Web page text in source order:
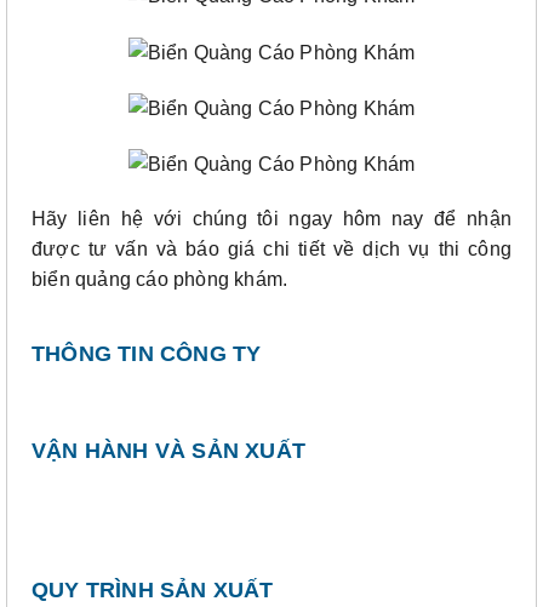
Hãy liên hệ với chúng tôi ngay hôm nay để nhận
được tư vấn và báo giá chi tiết về dịch vụ thi công
biển quảng cáo phòng khám.
THÔNG TIN CÔNG TY
VẬN HÀNH VÀ SẢN XUẤT
QUY TRÌNH SẢN XUẤT